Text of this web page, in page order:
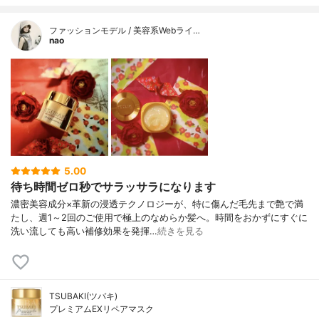
ファッションモデル / 美容系Webライ…
nao
5.00
待ち時間ゼロ秒でサラッサラになります
濃密美容成分×革新の浸透テクノロジーが、特に傷んだ毛先まで艶で満
たし、週1～2回のご使用で極上のなめらか髪へ。時間をおかずにすぐに
洗い流しても高い補修効果を発揮…続きを見る
TSUBAKI(ツバキ)
プレミアムEXリペアマスク